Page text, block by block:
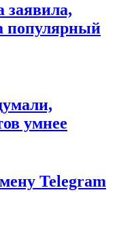
заявила,
популярный
умнее
Telegram